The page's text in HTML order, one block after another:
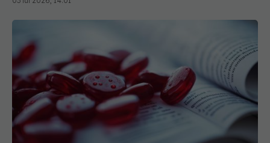
De ce nu trebuie oprit tratamentul pentru
colesterol când analiza iese bună. Explicația unui
medic